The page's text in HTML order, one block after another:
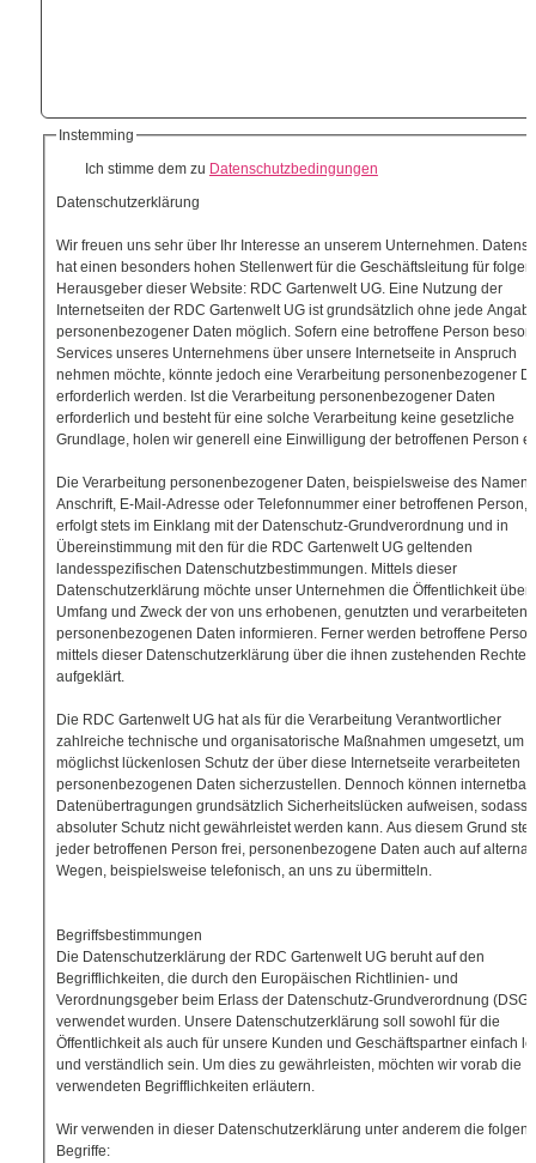
Instemming
Ich stimme dem zu Datenschutzbedingungen
Datenschutzerklärung
Wir freuen uns sehr über Ihr Interesse an unserem Unternehmen.
hat einen besonders hohen Stellenwert für die Geschäftsleitung für
Herausgeber dieser Website: RDC Gartenwelt UG. Eine Nutzung der
Internetseiten der RDC Gartenwelt UG ist grundsätzlich ohne jede
personenbezogener Daten möglich. Sofern eine betroffene Person
Services unseres Unternehmens über unsere Internetseite in Anspruch
nehmen möchte, könnte jedoch eine Verarbeitung personenbezogener
erforderlich werden. Ist die Verarbeitung personenbezogener Daten
erforderlich und besteht für eine solche Verarbeitung keine gesetzliche
Grundlage, holen wir generell eine Einwilligung der betroffenen Person
Die Verarbeitung personenbezogener Daten, beispielsweise des
Anschrift, E-Mail-Adresse oder Telefonnummer einer betroffenen Person,
erfolgt stets im Einklang mit der Datenschutz-Grundverordnung und in
Übereinstimmung mit den für die RDC Gartenwelt UG geltenden
landesspezifischen Datenschutzbestimmungen. Mittels dieser
Datenschutzerklärung möchte unser Unternehmen die Öffentlichkeit über
Umfang und Zweck der von uns erhobenen, genutzten und verarbeiteten
personenbezogenen Daten informieren. Ferner werden betroffene
mittels dieser Datenschutzerklärung über die ihnen zustehenden Rechte
aufgeklärt.
Die RDC Gartenwelt UG hat als für die Verarbeitung Verantwortlicher
zahlreiche technische und organisatorische Maßnahmen umgesetzt, um
möglichst lückenlosen Schutz der über diese Internetseite verarbeiteten
personenbezogenen Daten sicherzustellen. Dennoch können
Datenübertragungen grundsätzlich Sicherheitslücken aufweisen, sodass
absoluter Schutz nicht gewährleistet werden kann. Aus diesem Grund
jeder betroffenen Person frei, personenbezogene Daten auch auf
Wegen, beispielsweise telefonisch, an uns zu übermitteln.
Begriffsbestimmungen
Die Datenschutzerklärung der RDC Gartenwelt UG beruht auf den
Begrifflichkeiten, die durch den Europäischen Richtlinien- und
Verordnungsgeber beim Erlass der Datenschutz-Grundverordnung
verwendet wurden. Unsere Datenschutzerklärung soll sowohl für die
Öffentlichkeit als auch für unsere Kunden und Geschäftspartner einfach
und verständlich sein. Um dies zu gewährleisten, möchten wir vorab die
verwendeten Begrifflichkeiten erläutern.
Wir verwenden in dieser Datenschutzerklärung unter anderem die
Begriffe: